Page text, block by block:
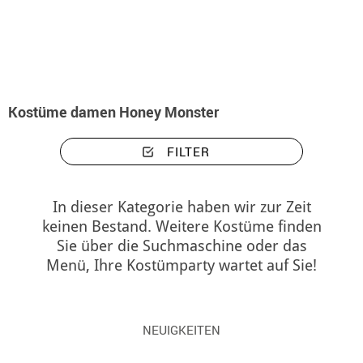
Kostüme damen Honey Monster
FILTER
In dieser Kategorie haben wir zur Zeit
keinen Bestand. Weitere Kostüme finden
Sie über die Suchmaschine oder das
Menü, Ihre Kostümparty wartet auf Sie!
NEUIGKEITEN